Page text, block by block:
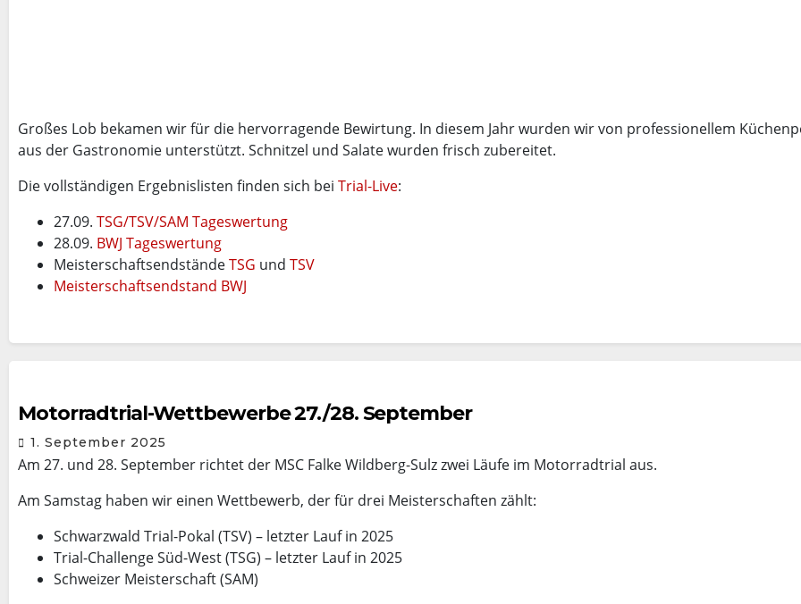
Großes Lob bekamen wir für die hervorragende Bewirtung. In diesem Jahr wurden wir von professionellem
aus der Gastronomie unterstützt. Schnitzel und Salate wurden frisch zubereitet.
Die vollständigen Ergebnislisten finden sich bei Trial-Live:
27.09. TSG/TSV/SAM Tageswertung
28.09. BWJ Tageswertung
MeisterschaftsendständeTSG und TSV
Meisterschaftsendstand BWJ
Motorradtrial-Wettbewerbe 27./28. September
1. September 2025
Am 27. und 28. September richtet der MSC Falke Wildberg-Sulz zwei Läufe im Motorradtrial aus.
Am Samstag haben wir einen Wettbewerb, der für drei Meisterschaften zählt:
Schwarzwald Trial-Pokal (TSV) – letzter Lauf in 2025
Trial-Challenge Süd-West (TSG) – letzter Lauf in 2025
Schweizer Meisterschaft (SAM)